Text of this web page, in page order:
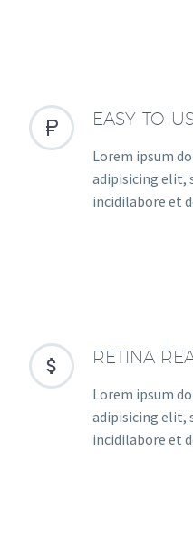

 EASY-TO-
Lorem ipsum
adipisicing elit,
incidilabore et

 RETINA
Lorem ipsum
adipisicing elit,
incidilabore et